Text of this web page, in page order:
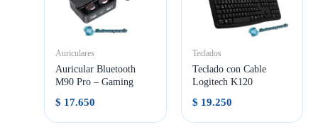
Auriculares
Auricular Bluetooth
M90 Pro – Gaming
$ 17.650
Teclados
Teclado con Cable
Logitech K120
$ 19.250